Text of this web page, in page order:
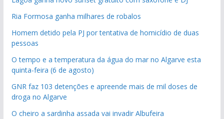
Ria Formosa ganha milhares de robalos
Homem detido pela PJ por tentativa de homicídio de duas
pessoas
O tempo e a temperatura da água do mar no Algarve esta
quinta-feira (6 de agosto)
GNR faz 103 detenções e apreende mais de mil doses de
droga no Algarve
O cheiro a sardinha assada vai invadir Albufeira